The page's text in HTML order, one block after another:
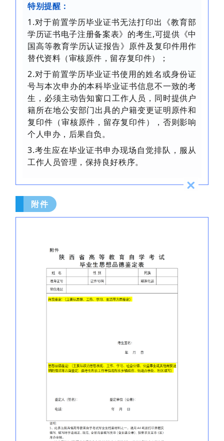
特别提醒：
1.对于前置学历毕业证书无法打印出《教育部
学历证书电子注册备案表》的考生,可提供《中
国高等教育学历认证报告》原件及复印件用作
替代资料（审核原件，留存复印件）；
2.对于前置学历毕业证书使用的姓名或身份证
号与本次申办的本科毕业证书信息不一致的考
生，必须主动告知窗口工作人员，同时提供户
籍所在地公安部门出具的户籍变更证明原件和
复印件（审核原件，留存复印件），否则影响
个人申办，后果自负。
3.考生应在毕业证书申办现场自觉排队，服从
工作人员管理，保持良好秩序。
附件